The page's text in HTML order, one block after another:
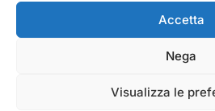
Accetta
Nega
Visualizza le
Copyright © 2026 — Frasassi
Rights